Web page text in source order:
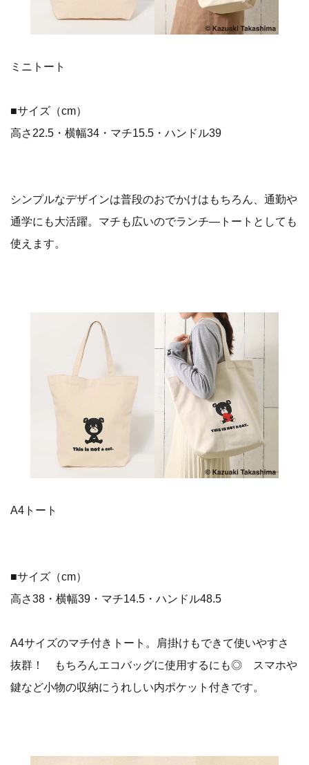
ミニトート
■サイズ（cm）
高さ22.5・横幅34・マチ15.5・ハンドル39
シンプルなデザインは普段のおでかけはもちろん、通勤や
通学にも大活躍。マチも広いのでランチ―トートとしても
使えます。
A4トート
■サイズ（cm）
高さ38・横幅39・マチ14.5・ハンドル48.5
A4サイズのマチ付きトート。肩掛けもできて使いやすさ
抜群！ もちろんエコバッグに使用するにも◎ スマホや
鍵など小物の収納にうれしい内ポケット付きです。